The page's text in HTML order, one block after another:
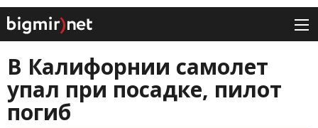
В Калифорнии самолет
упал при посадке, пилот
погиб